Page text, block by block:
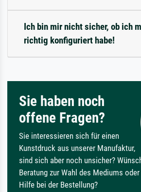
Ich bin mir nicht sicher, ob ich
richtig konfiguriert habe!
Sie haben noch
offene Fragen?
Sie interessieren sich für einen
Kunstdruck aus unserer Manufaktur,
sind sich aber noch unsicher?
Beratung zur Wahl des Mediums
Hilfe bei der Bestellung?